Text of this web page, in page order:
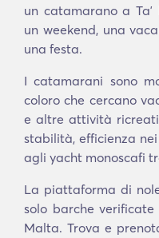
un catamarano a
un weekend, una
una festa.
I catamarani sono
coloro che cercano
e altre attività
stabilità, efficienza
agli yacht monoscafi
La piattaforma di
solo barche
Malta. Trova e